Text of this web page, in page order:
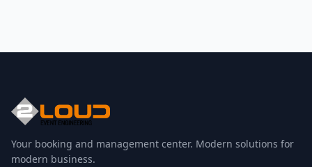
Your booking and management center. Modern solutions for
modern business.